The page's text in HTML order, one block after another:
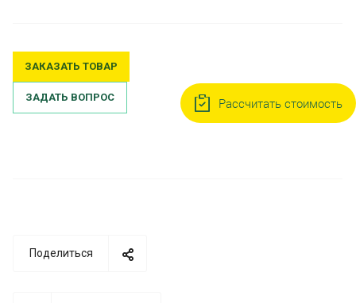
ЗАКАЗАТЬ ТОВАР
ЗАДАТЬ ВОПРОС
Поделиться
Рассчитать стоимость